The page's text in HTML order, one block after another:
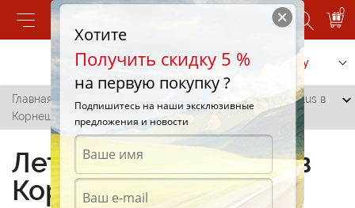
0
Позвонить Заказать услугу
Главная /
Летние шины Aeolus в
Корнештах
Летние шины Aeolus в
Корнештах
Хотите
Получить скидку 5 %
на первую покупку ?
Подпишитесь на наши эксклюзивные
предложения и новости